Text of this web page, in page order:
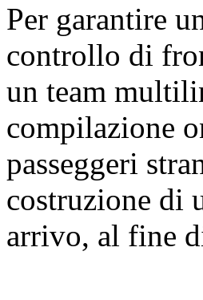
Per garantire
controllo di
un team
compilazione
passeggeri
costruzione di
arrivo, al fine